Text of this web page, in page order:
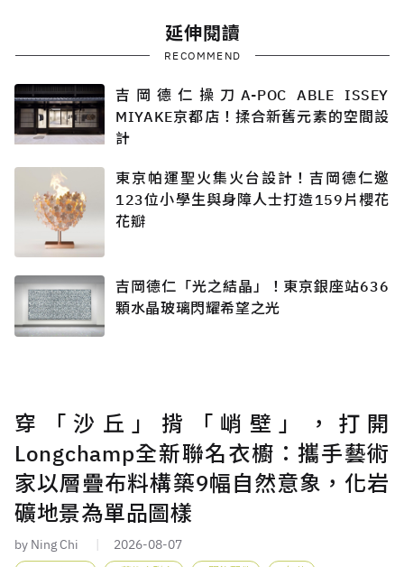
延伸閱讀
RECOMMEND
吉岡德仁操刀A-POC ABLE ISSEY
MIYAKE京都店！揉合新舊元素的空間設
計
東京帕運聖火集火台設計！吉岡德仁邀
123位小學生與身障人士打造159片櫻花
花瓣
吉岡德仁「光之結晶」！東京銀座站636
顆水晶玻璃閃耀希望之光
穿「沙丘」揹「峭壁」，打開
Longchamp全新聯名衣櫥：攜手藝術
家以層疊布料構築9幅自然意象，化岩
礦地景為單品圖樣
by Ning Chi 2026-08-07